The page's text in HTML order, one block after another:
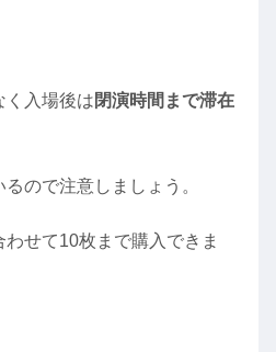
く入場後は閉演時間まで滞在
るので注意しましょう。
せて10枚まで購入できま